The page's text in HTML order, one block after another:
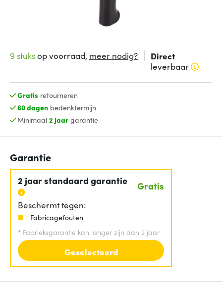
9 stuksop voorraad, meer nodig? Direct
leverbaar
Gratis retourneren
60 dagenbedenktermijn
Minimaal 2 jaargarantie
Garantie
2 jaar standaard garantie Gratis
Beschermt tegen:
Fabricagefouten
* Fabrieksgarantie kan langer zijn dan 2 jaar
Geselecteerd